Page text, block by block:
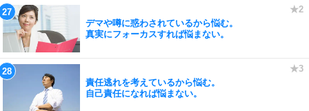
デマや噂に惑わされているから悩む。
真実にフォーカスすれば悩まない。
責任逃れを考えているから悩む。
自己責任になれば悩まない。